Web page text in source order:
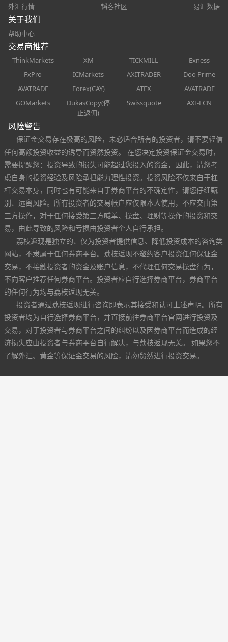
外汇行情 韬客社区 易汇数据
关于我们
帮助中心
交易商推荐
ThinkMarkets XM TICKMILL
Exness
FxPro
ICMarkets AXITRADER
Doo Prime
AVATRADE
Forex(CAY) ATFX
AVATRADE
GOMarkets
DukasCopy(停
止返佣)
Swissquote AXI-ECN
风险警告
保证金交易存在极高的风险，未必适合所有的投资者，请不要轻信
任何高额投资收益的诱导而贸然投资。 在您决定投资保证金交易时，
需要提醒您：投资导致的损失可能超过您投入的资金，因此，请您考
虑自身的投资经验及风险承担能力理性投资。投资风险不仅来自于杠
杆交易本身，同时也有可能来自于券商平台的不确定性，请您仔细甄
别、远离风险。所有投资者的交易帐户应仅限本人使用，不应交由第
三方操作，对于任何接受第三方喊单、操盘、理财等操作的投资和交
易，由此导致的风险和亏损由投资者个人自行承担。
荔枝返现是独立的、仅为投资者提供信息、降低投资成本的咨询类
网站，不隶属于任何券商平台。荔枝返现不邀约客户投资任何保证金
交易，不接触投资者的资金及账户信息，不代理任何交易操盘行为，
不向客户推荐任何券商平台。投资者应自行选择券商平台，券商平台
的任何行为均与荔枝返现无关。
投资者通过荔枝返现进行咨询即表示其接受和认可上述声明。所有
投资者均为自行选择券商平台，并直接前往券商平台官网进行投资及
交易，对于投资者与券商平台之间的纠纷以及因券商平台而造成的经
济损失应由投资者与券商平台自行解决，与荔枝返现无关。 如果您不
了解外汇、黄金等保证金交易的风险，请勿贸然进行投资交易。